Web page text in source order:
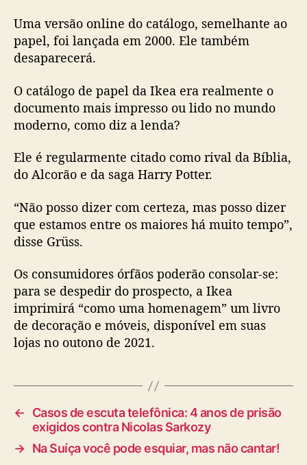
Uma versão online do catálogo, semelhante ao
papel, foi lançada em 2000. Ele também
desaparecerá.
O catálogo de papel da Ikea era realmente o
documento mais impresso ou lido no mundo
moderno, como diz a lenda?
Ele é regularmente citado como rival da Bíblia,
do Alcorão e da saga Harry Potter.
“Não posso dizer com certeza, mas posso dizer
que estamos entre os maiores há muito tempo”,
disse Grüss.
Os consumidores órfãos poderão consolar-se:
para se despedir do prospecto, a Ikea
imprimirá “como uma homenagem” um livro
de decoração e móveis, disponível em suas
lojas no outono de 2021.
←
Casos de escuta telefônica: 4 anos de prisão
exigidos contra Nicolas Sarkozy
→ Na Suíça você pode esquiar, mas não cantar!